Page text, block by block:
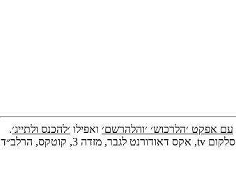
עם אפקט ׳הלרכוש׳ ׳והלהרשם׳ ואפילו ׳להכנס ולתייג׳.
ניסיון טלוויזיוני ורדיופוני מוכח עם קבלות של ivr, כורזת ומנחה, סרטי תדמית, קולנוע, פרומואים, דיגיטל ועוד שחבל. ניתן להתרשם מעבודות כמו האגיס, מייבלין, קפה עלית, סלקום tv, אקס דאודורנט לגבר, מזדה 3, קוטקס, הרלב״ד